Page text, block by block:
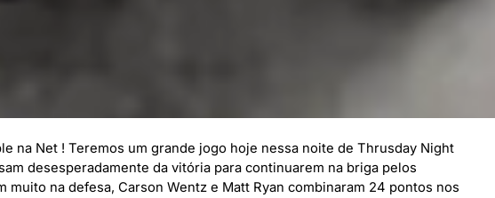
na Net ! Teremos um grande jogo hoje nessa noite de Thrusday Night
desesperadamente da vitória para continuarem na briga pelos
muito na defesa, Carson Wentz e Matt Ryan combinaram 24 pontos nos